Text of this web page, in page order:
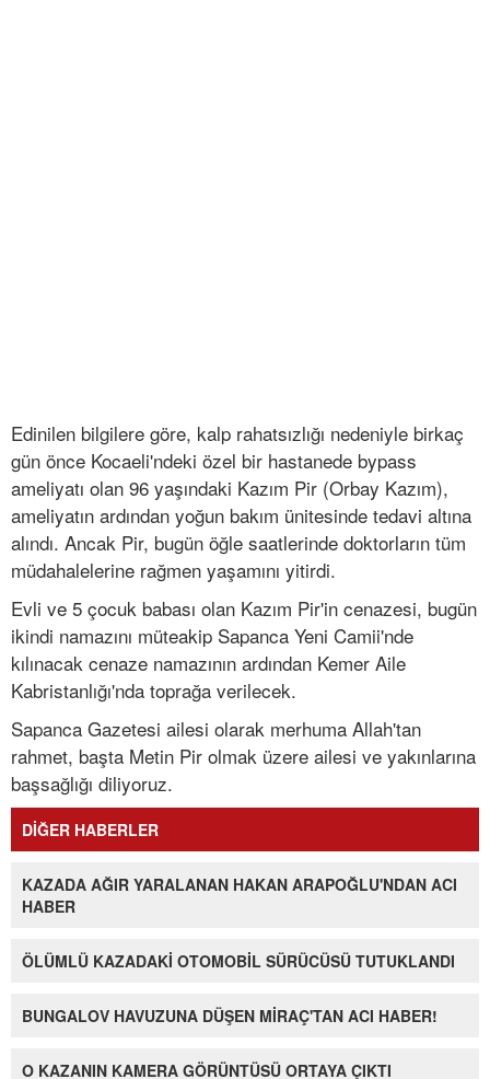
Edinilen bilgilere göre, kalp rahatsızlığı nedeniyle birkaç
gün önce Kocaeli'ndeki özel bir hastanede bypass
ameliyatı olan 96 yaşındaki Kazım Pir (Orbay Kazım),
ameliyatın ardından yoğun bakım ünitesinde tedavi altına
alındı. Ancak Pir, bugün öğle saatlerinde doktorların tüm
müdahalelerine rağmen yaşamını yitirdi.
Evli ve 5 çocuk babası olan Kazım Pir'in cenazesi, bugün
ikindi namazını müteakip Sapanca Yeni Camii'nde
kılınacak cenaze namazının ardından Kemer Aile
Kabristanlığı'nda toprağa verilecek.
Sapanca Gazetesi ailesi olarak merhuma Allah'tan
rahmet, başta Metin Pir olmak üzere ailesi ve yakınlarına
başsağlığı diliyoruz.
DİĞER HABERLER
KAZADA AĞIR YARALANAN HAKAN ARAPOĞLU'NDAN ACI
HABER
ÖLÜMLÜ KAZADAKİ OTOMOBİL SÜRÜCÜSÜ TUTUKLANDI
BUNGALOV HAVUZUNA DÜŞEN MİRAÇ'TAN ACI HABER!
O KAZANIN KAMERA GÖRÜNTÜSÜ ORTAYA ÇIKTI